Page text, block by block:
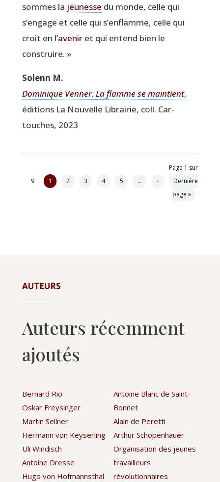
sommes la jeu­nesse du monde, celle qui
s’engage et celle qui s’enflamme, celle qui
croit en l’ave­niret qui entend bien le
construire. »
Solenn M.
Domi­nique Ven­ner. La flamme se main­tient,
édi­tions La Nou­velle Librai­rie, coll. Car­
touches, 2023
Page 1 sur
9
1 2 3 4 5 … »
Dernière
page »
AUTEURS
Auteurs récemment
ajoutés
Bernard Rio
Oskar Freysinger
Martin Sellner
Hermann von Keyserling
Uli Windisch
Antoine Dresse
Hugo von Hofmannsthal
Antoine Blanc de Saint-
Bonnet
Alain de Peretti
Arthur Schopenhauer
Organisation des jeunes
travailleurs
révolutionnaires